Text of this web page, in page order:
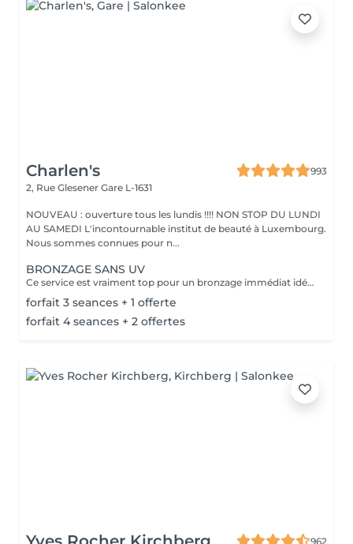
Charlen's
993
2, Rue Glesener Gare L-1631
NOUVEAU : ouverture tous les lundis !!!! NON STOP DU LUNDI
AU SAMEDI L'incontournable institut de beauté à Luxembourg.
Nous sommes connues pour n...
BRONZAGE SANS UV
Ce service est vraiment top pour un bronzage immédiat idéal avant vos vacances ou avant une soirée ;) Nous vous conseillons de faire un gommage la veille du soin et de porter des vêtements amples noirs. Selon votre peau, cela tient environ 1 semaine à 10 Jours! AVANT Exfolier votre peau en profondeur, puis hydrater généreusement 24h avant d'appliquer votre autobronzant, en insistant bien sur les coudes, genoux, chevilles et les zones sensibles. Épiler ou raser dans les 48h avant application afin que les pores de la peau soient fermés. Des points noirs pourraient apparaître si votre peau n'est pas nette lors de l'application. Ne pas appliquer de crème hydratante, parfum, déodorant ou maquillage le jour même de l'application cela pourrait obstruer les pores de la peau et faire apparaître des points noirs. APRÈS Porter des vêtement amples de couleur foncée les vêtements près du corps ou sous-vêtements pourraient faire des marques, porter des chaussures larges. Hydrater quotidiennement votre peau les jours suivant l'application ou utiliser un autobronzant progressif pour entretenir votre bronzage et le faire durer plus longtemps. Après 5 jours, exfolier quotidiennement votre peau à l'aide d'un exfoliant doux afin d'aider votre peau à absorber plus facilement votre crème hydratante, et garder un joli bronzage. Cela permet aussi au bronzage de s'estomper progressivement et uniformément.
forfait 3 seances + 1 offerte
forfait 4 seances + 2 offertes
962